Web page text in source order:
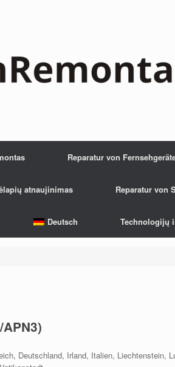
Reparatur von
atnaujinimas Reparatur von
Deutsch Technologijų
Deutschland, Irland, Italien, Liechtenstein,